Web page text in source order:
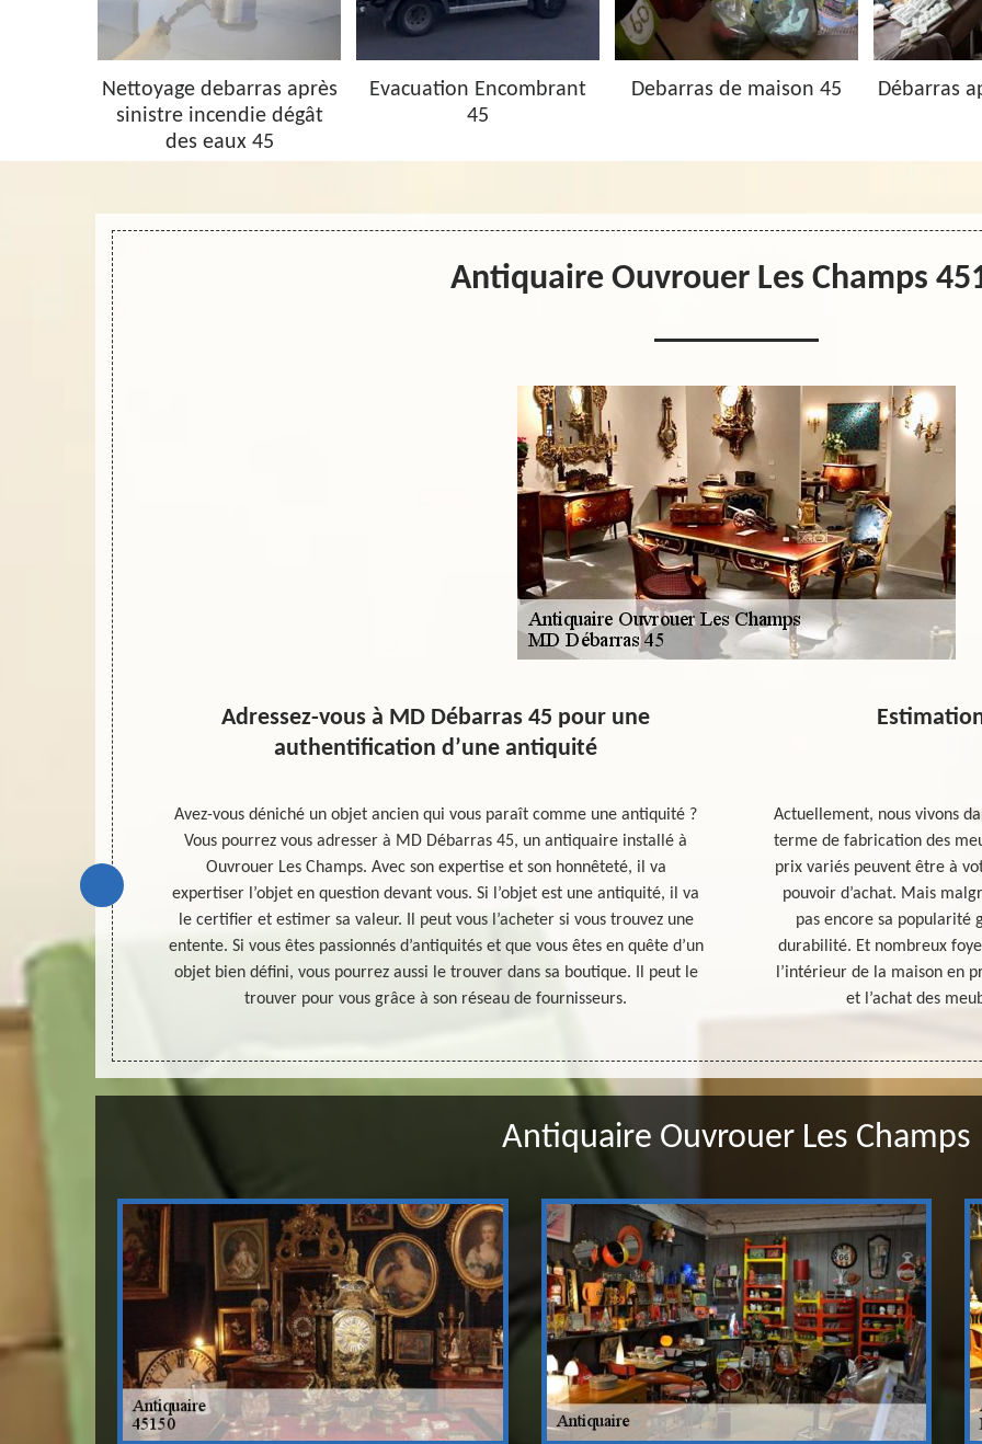
Nettoyage debarras après
sinistre incendie dégât
des eaux 45
Evacuation Encombrant
45
Debarras de maison 45 Débarras
Antiquaire Ouvrouer Les Champs
pas du
la bonne
pour
Adressez-vous à MD Débarras 45 pour une
authentification d’une antiquité
Avez-vous déniché un objet ancien qui vous paraît comme une antiquité ?
Vous pourrez vous adresser à MD Débarras 45, un antiquaire installé à
Ouvrouer Les Champs. Avec son expertise et son honnêteté, il va
expertiser l’objet en question devant vous. Si l’objet est une antiquité, il va
le certifier et estimer sa valeur. Il peut vous l’acheter si vous trouvez une
entente. Si vous êtes passionnés d’antiquités et que vous êtes en quête d’un
objet bien défini, vous pourrez aussi le trouver dans sa boutique. Il peut le
trouver pour vous grâce à son réseau de fournisseurs.
Actuellement, nous vivons
terme de fabrication des
prix variés peuvent être à
pouvoir d’achat. Mais
pas encore sa popularité
durabilité. Et nombreux
l’intérieur de la maison en
et l’achat des
Antiquaire Ouvrouer Les Champs